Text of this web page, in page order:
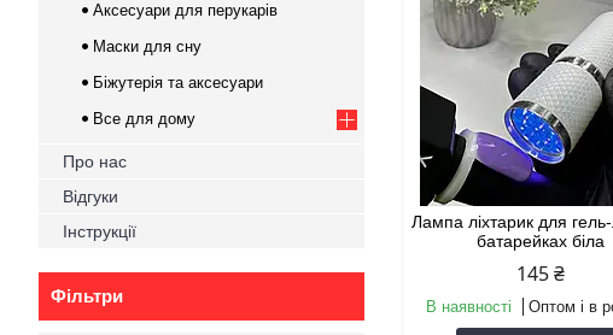
Лампа ліхтарик для
батарейках біла
145 ₴
В наявності Оптом і в
Аксесуари для перукарів
Маски для сну
Біжутерія та аксесуари
Все для дому
Про нас
Відгуки
Інструкції
Фільтри